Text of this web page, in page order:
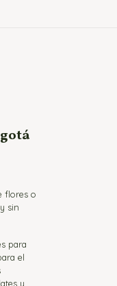
flores o
sin
para
el
y